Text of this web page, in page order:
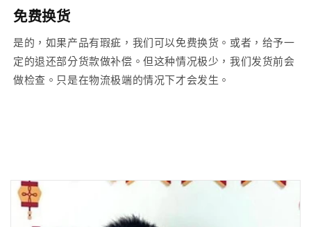
免费换货
是的，如果产品有瑕疵，我们可以免费换货。或者，给予一
定的退还部分货款做补偿。但这种情况极少，我们发货前会
做检查。只是在物流极端的情况下才会发生。